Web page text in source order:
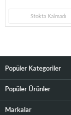
Stokta Kalmadı
Popüler Kategoriler
Popüler Ürünler
Markalar